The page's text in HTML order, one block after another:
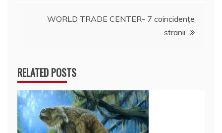
WORLD TRADE CENTER- 7 coincidenţe
stranii
RELATED POSTS